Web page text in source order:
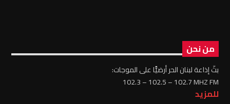
من نحن
بثّ إذاعة لبنان الحر أرضيًّا على الموجات:
102.3 – 102.5 – 102.7 MHZ FM
للمزيد